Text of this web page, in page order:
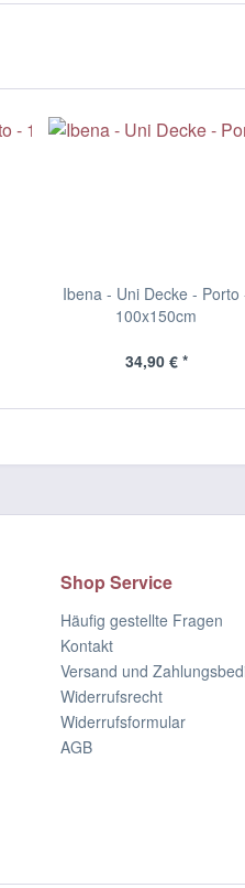
Ibena - Uni Decke - Porto
100x150cm
34,90 € *
Shop Service
Häufig gestellte Fragen
Kontakt
Versand und
Widerrufsrecht
Widerrufsformular
AGB